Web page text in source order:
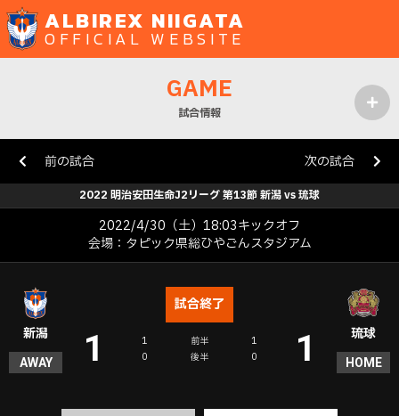
ALBIREX NIIGATA
OFFICIAL WEBSITE
GAME
試合情報
前の試合
2022 明治安田生命J2リーグ 第13節 新潟 vs 琉球
次の試合
2022/4/30（土）18:03キックオフ
会場：タピック県総ひやごんスタジアム
新潟
AWAY
試合終了
1 1 前半
1
0
後半 0 1 琉球
HOME